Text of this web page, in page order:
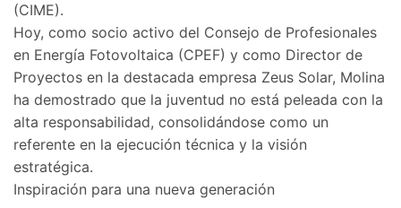
(CIME).
​Hoy, como socio activo del Consejo de Profesionales
en Energía Fotovoltaica (CPEF) y como Director de
Proyectos en la destacada empresa Zeus Solar, Molina
ha demostrado que la juventud no está peleada con la
alta responsabilidad, consolidándose como un
referente en la ejecución técnica y la visión
estratégica.
​Inspiración para una nueva generación